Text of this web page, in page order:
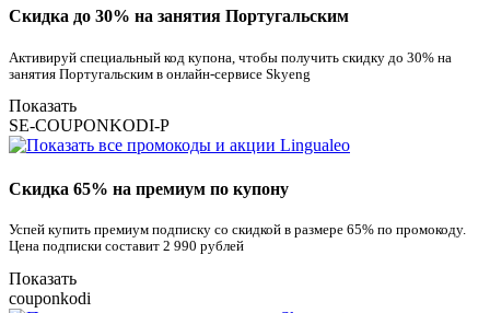
Скидка до 30% на занятия Португальским
Активируй специальный код купона, чтобы получить скидку до 30% на
занятия Португальским в онлайн-сервисе Skyeng
Показать
SE-COUPONKODI-P
Скидка 65% на премиум по купону
Успей купить премиум подписку со скидкой в размере 65% по промокоду.
Цена подписки составит 2 990 рублей
Показать
couponkodi